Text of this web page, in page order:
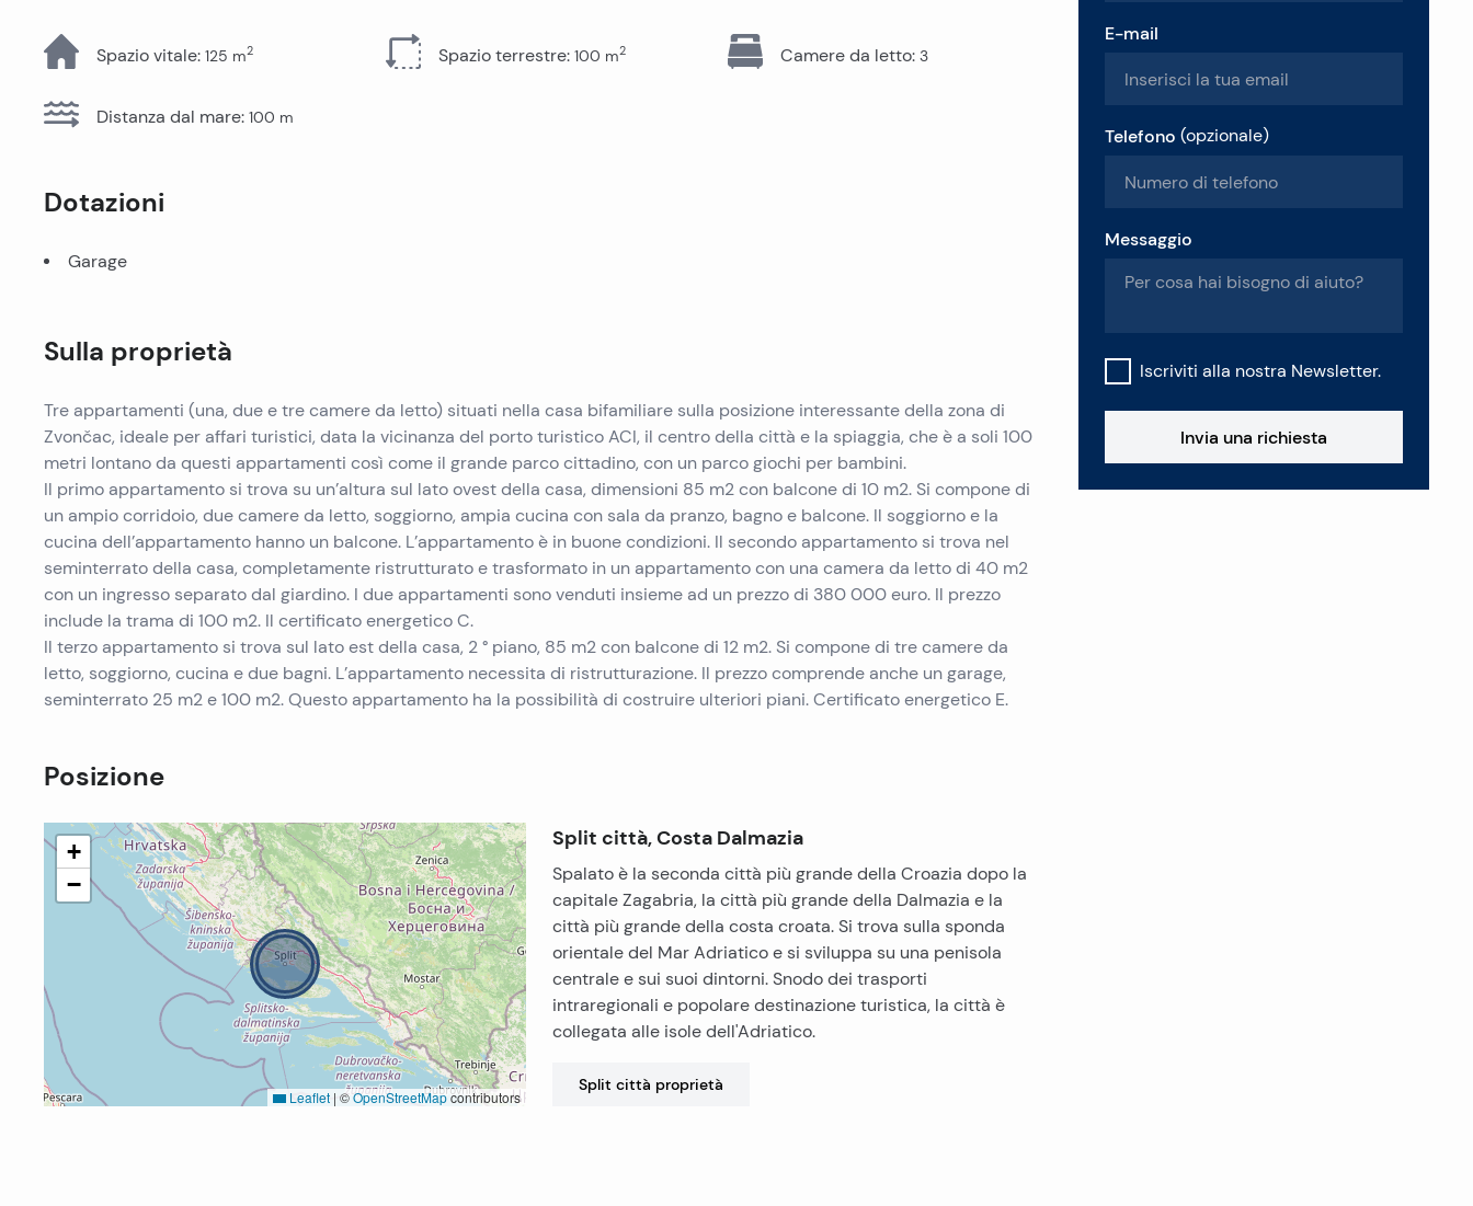
Immobili in vendita a Ugljan
Immobili in vendita a Primosten
Immobili in vendita a Krk
Spazio vitale: 125 m2 Spazio terrestre: 100 m2 Camere da letto: 3
Distanza dal mare: 100 m
Dotazioni
Garage
Sulla proprietà
Tre appartamenti (una, due e tre camere da letto) situati nella casa bifamiliare sulla posizione interessante della zona di
Zvončac, ideale per affari turistici, data la vicinanza del porto turistico ACI, il centro della città e la spiaggia, che è a soli 100
metri lontano da questi appartamenti così come il grande parco cittadino, con un parco giochi per bambini.
Il primo appartamento si trova su un’altura sul lato ovest della casa, dimensioni 85 m2 con balcone di 10 m2. Si compone di
un ampio corridoio, due camere da letto, soggiorno, ampia cucina con sala da pranzo, bagno e balcone. Il soggiorno e la
cucina dell’appartamento hanno un balcone. L’appartamento è in buone condizioni. Il secondo appartamento si trova nel
seminterrato della casa, completamente ristrutturato e trasformato in un appartamento con una camera da letto di 40 m2
con un ingresso separato dal giardino. I due appartamenti sono venduti insieme ad un prezzo di 380 000 euro. Il prezzo
include la trama di 100 m2. Il certificato energetico C.
Il terzo appartamento si trova sul lato est della casa, 2 ° piano, 85 m2 con balcone di 12 m2. Si compone di tre camere da
letto, soggiorno, cucina e due bagni. L’appartamento necessita di ristrutturazione. Il prezzo comprende anche un garage,
seminterrato 25 m2 e 100 m2. Questo appartamento ha la possibilità di costruire ulteriori piani. Certificato energetico E.
Posizione
+
−
Leaflet | ©OpenStreetMapcontributors
Split città, Costa Dalmazia
Spalato è la seconda città più grande della Croazia dopo la
capitale Zagabria, la città più grande della Dalmazia e la
città più grande della costa croata. Si trova sulla sponda
orientale del Mar Adriatico e si sviluppa su una penisola
centrale e sui suoi dintorni. Snodo dei trasporti
intraregionali e popolare destinazione turistica, la città è
collegata alle isole dell'Adriatico.
Split città proprietà
E-mail
Telefono (opzionale)
Messaggio
Iscriviti alla nostra Newsletter.
Invia una richiesta